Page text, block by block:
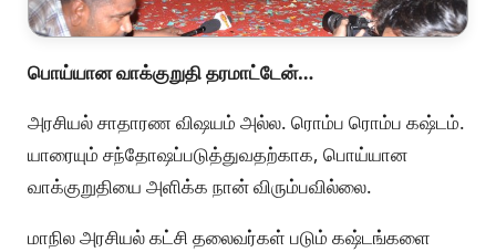
பொய்யான வாக்குறுதி தரமாட்டேன்…
அரசியல் சாதாரண விஷயம் அல்ல. ரொம்ப ரொம்ப கஷ்டம்.
யாரையும் சந்தோஷப்படுத்துவதற்காக, பொய்யான
வாக்குறுதியை அளிக்க நான் விரும்பவில்லை.
மாநில அரசியல் கட்சி தலைவர்கள் படும் கஷ்டங்களை